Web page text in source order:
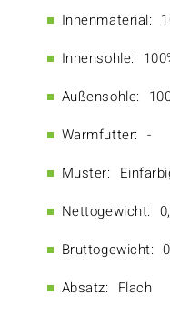
Innenmaterial:
Innensohle:
Außensohle:
Warmfutter: -
Muster:
Nettogewicht:
Bruttogewicht:
Absatz: Flach